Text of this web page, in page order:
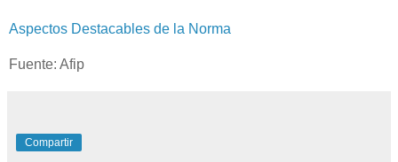
Aspectos Destacables de la Norma
Fuente: Afip
Compartir